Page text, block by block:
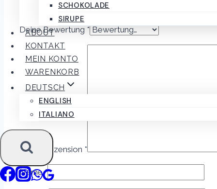
SCHOKOLADE
SIRUPE
ABOUT
KONTAKT
MEIN KONTO
WARENKORB
DEUTSCH
ENGLISH
ITALIANO
Deine E-Mail-Adresse wird nicht veröffentlicht.
Deine Bewertung *
Deine Rezension *
Name*